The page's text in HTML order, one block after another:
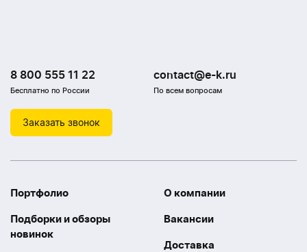
8 800 555 11 22
Бесплатно по России
contact@e-k.ru
По всем вопросам
Заказать звонок
Портфолио
Подборки и обзоры
новинок
О компании
Вакансии
Доставка